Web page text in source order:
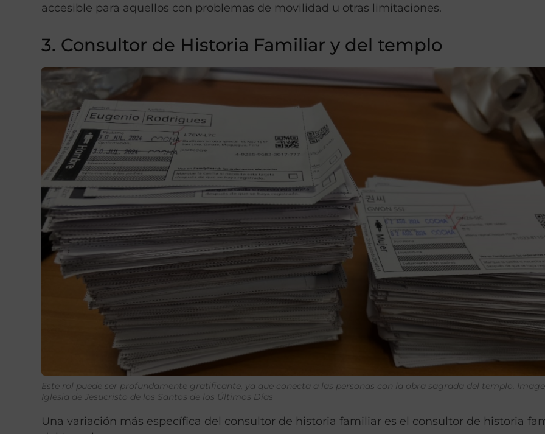
accesible para aquellos con problemas de movilidad u otras limitaciones.
3. Consultor de Historia Familiar y del templo
Este rol puede ser profundamente gratificante, ya que conecta a las personas con la obra sagrada del templo.
Iglesia de Jesucristo de los Santos de los Últimos Días
Una variación más específica del consultor de historia familiar es el consultor de historia